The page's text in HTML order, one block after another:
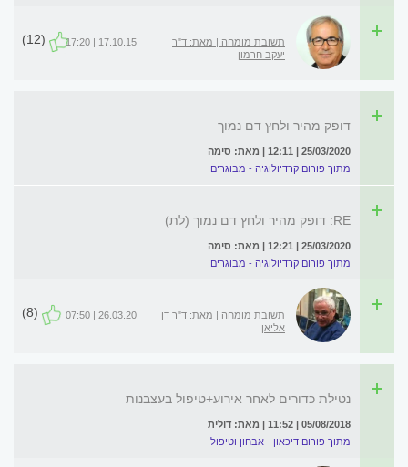
תשובת מומחה | מאת: ד"ר
יעקב חרמון
17.10.15 | 17:20
(12)
דופק מהיר ולחץ דם נמוך
25/03/2020 | 12:11 | מאת: סימה
מתוך פורום קרדיולוגיה - מבוגרים
RE: דופק מהיר ולחץ דם נמוך (לת)
25/03/2020 | 12:21 | מאת: סימה
מתוך פורום קרדיולוגיה - מבוגרים
תשובת מומחה | מאת: ד"ר דן
אליאן
26.03.20 | 07:50
(8)
נטילת כדורים לאחר אירוע+טיפול בעצבנות
05/08/2018 | 11:52 | מאת: דולית
מתוך פורום דיכאון - אבחון וטיפול